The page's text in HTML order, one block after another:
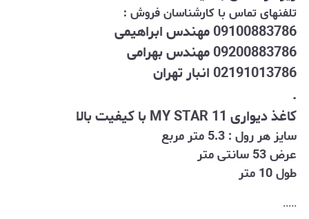
تلفنهای تماس با کارشناسان فروش :
09100883786 مهندس ابراهیمی
09200883786 مهندس بهرامی
02191013786 انبار تهران
.
کاغذ دیواری MY STAR 11 با کیفیت بالا
سایز هر رول : 5.3 متر مربع
عرض 53 سانتی متر
طول 10 متر
.....